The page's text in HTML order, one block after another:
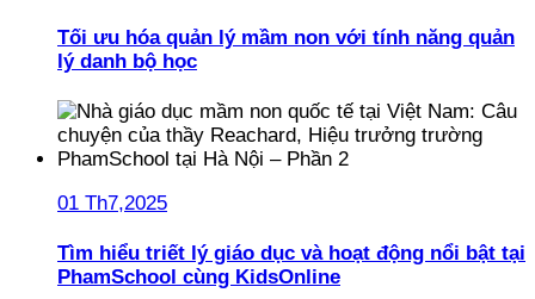
Tối ưu hóa quản lý mầm non với tính năng quản
lý danh bộ học
01 Th7,2025
Tìm hiểu triết lý giáo dục và hoạt động nổi bật tại
PhamSchool cùng KidsOnline